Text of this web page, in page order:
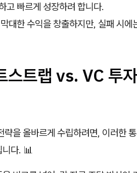
고 빠르게 성장하려 합니다.
대한 수익을 창출하지만, 실패 시
스트랩 vs. VC 투
략을 올바르게 수립하려면, 이러한
니다. 📊